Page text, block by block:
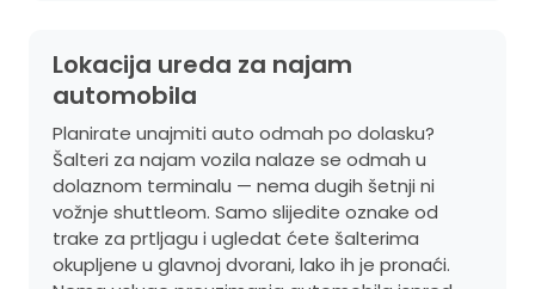
Lokacija ureda za najam
automobila
Planirate unajmiti auto odmah po dolasku?
Šalteri za najam vozila nalaze se odmah u
dolaznom terminalu — nema dugih šetnji ni
vožnje shuttleom. Samo slijedite oznake od
trake za prtljagu i ugledat ćete šalterima
okupljene u glavnoj dvorani, lako ih je pronaći.